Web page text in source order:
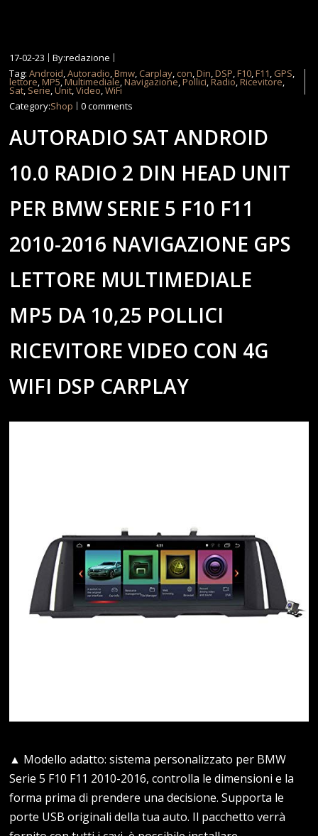
17-02-23
By:redazione
Tag:Android,Autoradio,Bmw, Carplay, con,Din,DSP,F10,F11, GPS,
lettore,MP5,Multimediale,Navigazione,Pollici,Radio,Ricevitore,
Sat, Serie,Unit,Video,WiFi
Category:Shop 0 comments
AUTORADIO SAT ANDROID
10.0 RADIO 2 DIN HEAD UNIT
PER BMW SERIE 5 F10 F11
2010-2016 NAVIGAZIONE GPS
LETTORE MULTIMEDIALE
MP5 DA 10,25 POLLICI
RICEVITORE VIDEO CON 4G
WIFI DSP CARPLAY
▲ Modello adatto: sistema personalizzato per BMW
Serie 5 F10 F11 2010-2016, controlla le dimensioni e la
forma prima di prendere una decisione. Supporta le
porte USB originali della tua auto. Il pacchetto verrà